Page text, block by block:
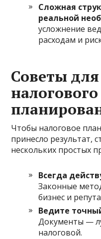
Сложная
реальной
усложнение
расходам и
Советы
налогового
Чтобы налоговое
принесло результат,
нескольких простых
Всегда
Законные
бизнес и
Ведите
Документы —
налоговой.